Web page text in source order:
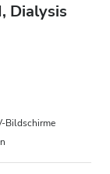
Dialysis
Bildschirme